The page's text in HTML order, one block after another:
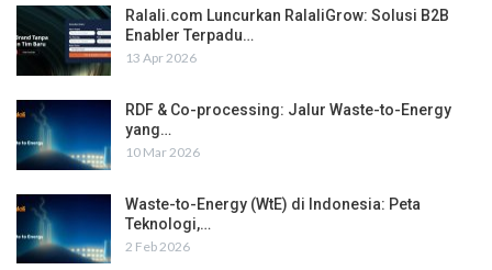
Ralali.com Luncurkan RalaliGrow: Solusi B2B
Enabler Terpadu…
13 Apr 2026
RDF & Co-processing: Jalur Waste-to-Energy
yang…
10 Mar 2026
Waste-to-Energy (WtE) di Indonesia: Peta
Teknologi,…
2 Feb 2026